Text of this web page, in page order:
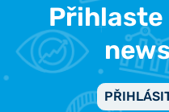
Přihlaste